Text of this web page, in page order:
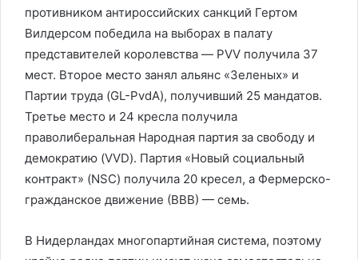
противником антироссийских санкций Гертом
Вилдерсом победила на выборах в палату
представителей королевства — PVV получила 37
мест. Второе место занял альянс «Зеленых» и
Партии труда (GL-PvdA), получивший 25 мандатов.
Третье место и 24 кресла получила
праволиберальная Народная партия за свободу и
демократию (VVD). Партия «Новый социальный
контракт» (NSC) получила 20 кресел, а Фермерско-
гражданское движение (ВВВ) — семь.
В Нидерландах многопартийная система, поэтому